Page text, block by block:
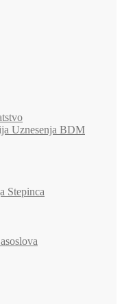
Uznesenja BDM
Stepinca